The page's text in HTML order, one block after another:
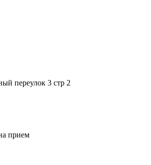
переулок 3 стр 2